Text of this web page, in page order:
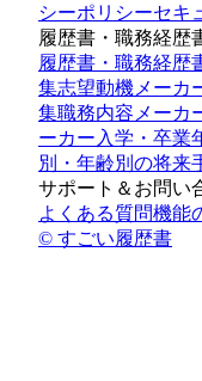
シーポリシーセキ
履歴書・職務経歴
履歴書・職務経歴
集志望動機メーカ
集職務内容メーカ
ーカー 入学・卒業
別・年齢別の将来
サポート＆お問い
よくある質問機能
© すごい履歴書